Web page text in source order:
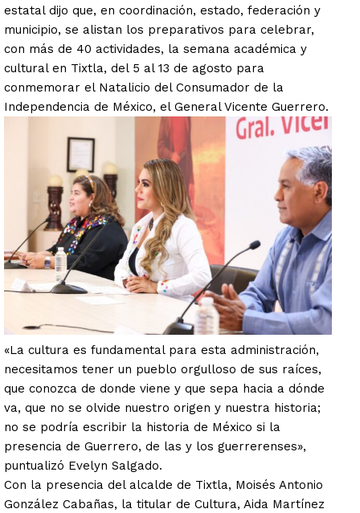
estatal dijo que, en coordinación, estado, federación y
municipio, se alistan los preparativos para celebrar,
con más de 40 actividades, la semana académica y
cultural en Tixtla, del 5 al 13 de agosto para
conmemorar el Natalicio del Consumador de la
Independencia de México, el General Vicente Guerrero.
«La cultura es fundamental para esta administración,
necesitamos tener un pueblo orgulloso de sus raíces,
que conozca de donde viene y que sepa hacia a dónde
va, que no se olvide nuestro origen y nuestra historia;
no se podría escribir la historia de México si la
presencia de Guerrero, de las y los guerrerenses»,
puntualizó Evelyn Salgado.
Con la presencia del alcalde de Tixtla, Moisés Antonio
González Cabañas, la titular de Cultura, Aida Martínez